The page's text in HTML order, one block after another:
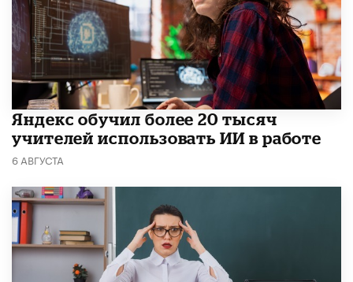
​Яндекс обучил более 20 тысяч
учителей использовать ИИ в работе
6 АВГУСТА